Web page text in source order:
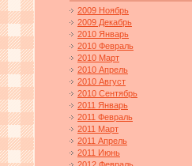
2009 Ноябрь
2009 Декабрь
2010 Январь
2010 Февраль
2010 Март
2010 Апрель
2010 Август
2010 Сентябрь
2011 Январь
2011 Февраль
2011 Март
2011 Апрель
2011 Июнь
2012 Февраль